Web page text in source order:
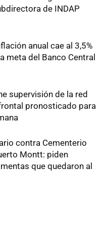
de INDAP
anual cae al 3,5%
meta del Banco Central
supervisión de la red
pronosticado para
contra Cementerio
Montt: piden
que quedaron al